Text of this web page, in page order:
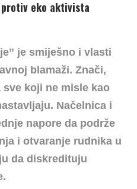
eko aktivista
je smiješno i vlasti
blamaži. Znači,
koji ne misle kao
Načelnica i
napore da podrže
i otvaranje rudnika u
da diskredituju